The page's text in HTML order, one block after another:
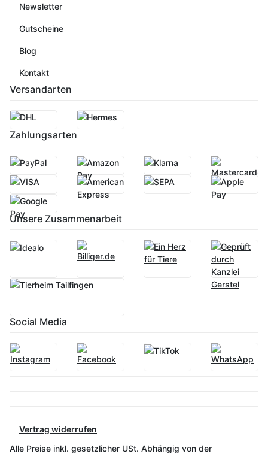
Newsletter
Gutscheine
Blog
Kontakt
Versandarten
Zahlungsarten
Unsere Zusammenarbeit
Social Media
Vertrag widerrufen
Alle Preise inkl. gesetzlicher USt. Abhängig von der